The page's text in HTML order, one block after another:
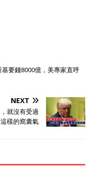
要錢8000億，美專家直呼
NEXT
就沒有受過
這樣的窩囊氣